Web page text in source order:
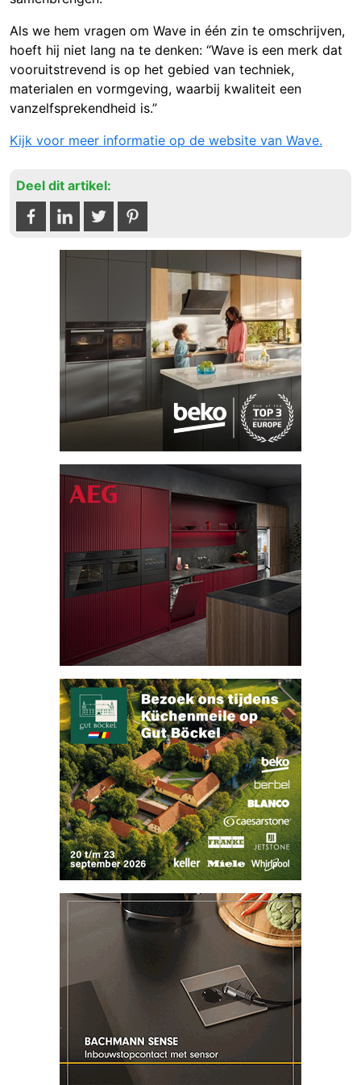
Als we hem vragen om Wave in één zin te omschrijven,
hoeft hij niet lang na te denken: “Wave is een merk dat
vooruitstrevend is op het gebied van techniek,
materialen en vormgeving, waarbij kwaliteit een
vanzelfsprekendheid is.”
Kijk voor meer informatie op de website van Wave.
Deel dit artikel: